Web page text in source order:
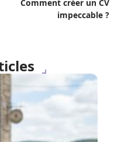
Comment créer un CV
impeccable ?